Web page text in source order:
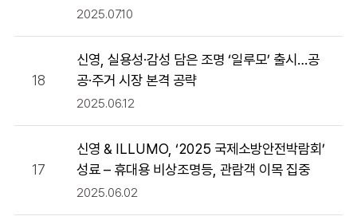
2025.07.10
18
신영, 실용성·감성 담은 조명 ‘일루모’ 출시…공
공·주거 시장 본격 공략
2025.06.12
17
신영 & ILLUMO, ‘2025 국제소방안전박람회’
성료 – 휴대용 비상조명등, 관람객 이목 집중
2025.06.02